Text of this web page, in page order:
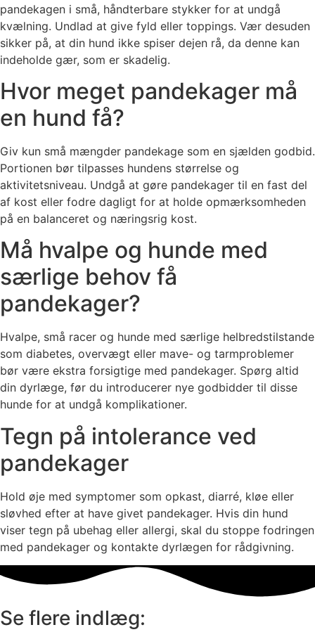
pandekagen i små, håndterbare stykker for at undgå
kvælning. Undlad at give fyld eller toppings. Vær desuden
sikker på, at din hund ikke spiser dejen rå, da denne kan
indeholde gær, som er skadelig.
Hvor meget pandekager må
en hund få?
Giv kun små mængder pandekage som en sjælden godbid.
Portionen bør tilpasses hundens størrelse og
aktivitetsniveau. Undgå at gøre pandekager til en fast del
af kost eller fodre dagligt for at holde opmærksomheden
på en balanceret og næringsrig kost.
Må hvalpe og hunde med
særlige behov få
pandekager?
Hvalpe, små racer og hunde med særlige helbredstilstande
som diabetes, overvægt eller mave- og tarmproblemer
bør være ekstra forsigtige med pandekager. Spørg altid
din dyrlæge, før du introducerer nye godbidder til disse
hunde for at undgå komplikationer.
Tegn på intolerance ved
pandekager
Hold øje med symptomer som opkast, diarré, kløe eller
sløvhed efter at have givet pandekager. Hvis din hund
viser tegn på ubehag eller allergi, skal du stoppe fodringen
med pandekager og kontakte dyrlægen for rådgivning.
Se flere indlæg: